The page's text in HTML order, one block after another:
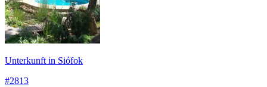
Unterkunft in Siófok
#2813